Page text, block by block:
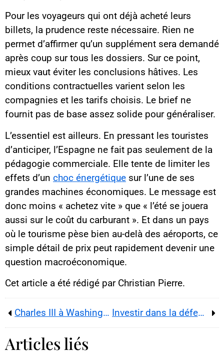
Pour les voyageurs qui ont déjà acheté leurs
billets, la prudence reste nécessaire. Rien ne
permet d’affirmer qu’un supplément sera demandé
après coup sur tous les dossiers. Sur ce point,
mieux vaut éviter les conclusions hâtives. Les
conditions contractuelles varient selon les
compagnies et les tarifs choisis. Le brief ne
fournit pas de base assez solide pour généraliser.
L’essentiel est ailleurs. En pressant les touristes
d’anticiper, l’Espagne ne fait pas seulement de la
pédagogie commerciale. Elle tente de limiter les
effets d’un choc énergétique sur l’une de ses
grandes machines économiques. Le message est
donc moins « achetez vite » que « l’été se jouera
aussi sur le coût du carburant ». Et dans un pays
où le tourisme pèse bien au-delà des aéroports, ce
simple détail de prix peut rapidement devenir une
question macroéconomique.
Cet article a été rédigé par Christian Pierre.
Charles III à Washington : la diplomatie royale tente d’apaiser une relation spéciale sous tension Investir dans la défense européenne : l’épargne privée entre guerre en Ukraine, budget public et prudence
Articles liés